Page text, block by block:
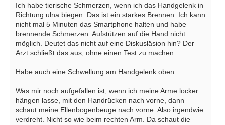
Ich habe tierische Schmerzen, wenn ich das Handgelenk in
Richtung ulna biegen. Das ist ein starkes Brennen. Ich kann
nicht mal 5 Minuten das Smartphone halten und habe
brennende Schmerzen. Aufstützen auf die Hand nicht
möglich. Deutet das nicht auf eine Diskusläsion hin? Der
Arzt schließt das aus, ohne einen Test zu machen.
Habe auch eine Schwellung am Handgelenk oben.
Was mir noch aufgefallen ist, wenn ich meine Arme locker
hängen lasse, mit den Handrücken nach vorne, dann
schaut meine Ellenbogenbeuge nach vorne. Also irgendwie
verdreht. Nicht so wie beim rechten Arm. Da schaut die